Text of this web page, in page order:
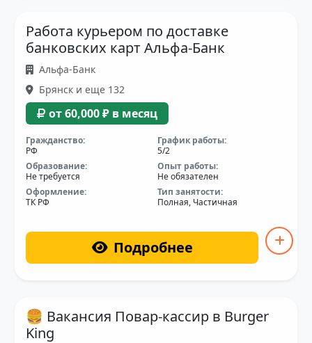
Работа курьером по доставке
банковских карт Альфа-Банк
Альфа-Банк
Брянск и еще 132
от 60,000 ₽ в месяц
Гражданство:
РФ
График работы:
5/2
Образование:
Не требуется
Опыт работы:
Не обязателен
Оформление:
ТК РФ
Тип занятости:
Полная, Частичная
Подробнее
🍔 Вакансия Повар-кассир в Burger
King